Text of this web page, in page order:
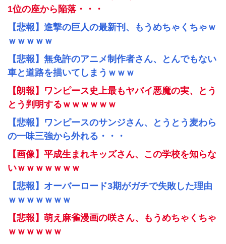
1位の座から陥落・・・
【悲報】進撃の巨人の最新刊、もうめちゃくちゃｗ
ｗｗｗｗｗ
【悲報】無免許のアニメ制作者さん、とんでもない
車と道路を描いてしまうｗｗｗ
【朗報】ワンピース史上最もヤバイ悪魔の実、とう
とう判明するｗｗｗｗｗｗ
【悲報】ワンピースのサンジさん、とうとう麦わら
の一味三強から外れる・・・
【画像】平成生まれキッズさん、この学校を知らな
いｗｗｗｗｗｗｗ
【悲報】オーバーロード3期がガチで失敗した理由
ｗｗｗｗｗｗｗ
【悲報】萌え麻雀漫画の咲さん、もうめちゃくちゃ
ｗｗｗｗｗｗ